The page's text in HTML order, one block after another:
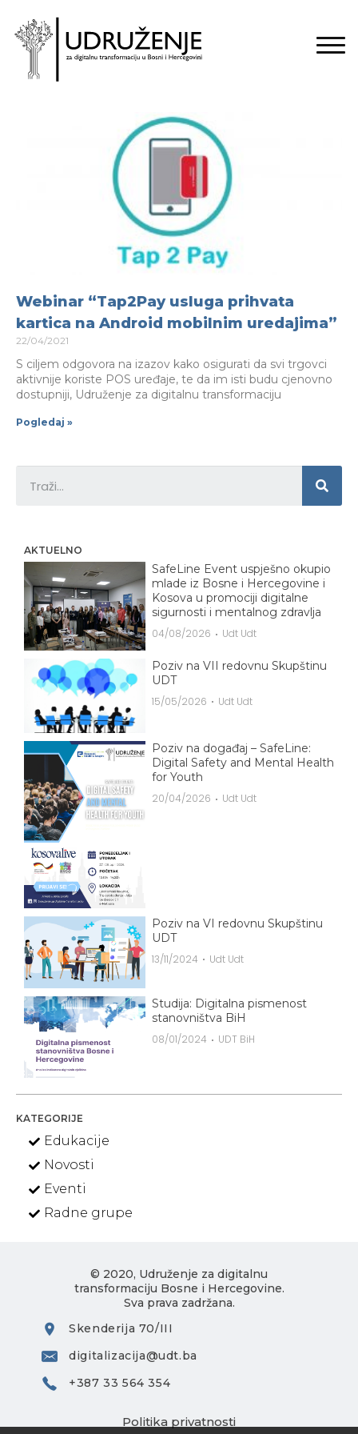
Webinar “Tap2Pay usluga prihvata
kartica na Android mobilnim uredajima”
22/04/2021
S ciljem odgovora na izazov kako osigurati da svi trgovci
aktivnije koriste POS uređaje, te da im isti budu cjenovno
dostupniji, Udruženje za digitalnu transformaciju
Pogledaj »
AKTUELNO
SafeLine Event uspješno okupio
mlade iz Bosne i Hercegovine i
Kosova u promociji digitalne
sigurnosti i mentalnog zdravlja
04/08/2026 Udt Udt
Poziv na VII redovnu Skupštinu
UDT
15/05/2026 Udt Udt
Poziv na događaj – SafeLine:
Digital Safety and Mental Health
for Youth
20/04/2026 Udt Udt
Poziv na VI redovnu Skupštinu
UDT
13/11/2024 Udt Udt
Studija: Digitalna pismenost
stanovništva BiH
08/01/2024 UDT BiH
KATEGORIJE
Edukacije
Novosti
Eventi
Radne grupe
© 2020, Udruženje za digitalnu
transformaciju Bosne i Hercegovine.
Sva prava zadržana.
Skenderija 70/III
digitalizacija@udt.ba
+387 33 564 354
Politika privatnosti